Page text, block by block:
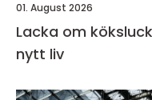
01. August 2026
Lacka om
nytt liv